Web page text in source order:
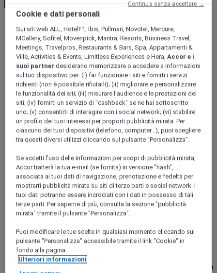
World
Asia
Indonesia
Java
Jakarta
Jakarta
JAKARTA, Indonesia
Il Mercure Jakarta Sabang è un hotel internazionale a 4 stelle
situato in ottima posizione nel cuore di Giacarta, vicino a
Tharmin, dove si trovano le sedi di aziende, banche, uffici
governativi e a Sabang, la strada dei ristoranti. A 5-15 minuti a
Cookie e dati personali
Sui siti web ALL, HotelF1, Ibis, Pullman, Novotel, Mercure,
MGallery, Sofitel, Movenpick, Mantra, Resorts, Business Travel,
Meetings, Travelpros, Restaurants & Bars, Spa, Appartamenti &
Ville, Activities & Events, Limitless Experiences e Hera,Accor e i
suoi partner desiderano memorizzare o accedere a informazioni
sul tuo dispositivo per: (i) far funzionare i siti e fornirti i servizi
richiesti (non è possibile rifiutarli); (ii) migliorare e personalizzare
le funzionalità dei siti; (iii) misurare l'audience e le prestazioni dei
siti; (iv) fornirti un servizio di "cashback" se ne hai sottoscritto
uno; (v) consentirti di interagire con i social network; (vi) stabilire
un profilo dei tuoi interessi per proporti pubblicità mirata. Per
ciascuno dei tuoi dispositivi (telefono, computer...), puoi scegliere
tra questi diversi utilizzi cliccando sul pulsante "Personalizza".
Se accetti l'uso delle informazioni per scopi di pubblicità mirata,
Accor tratterà la tua e-mail (se fornita) in versione "hash",
associata ai tuoi dati di navigazione, prenotazione e fedeltà per
mostrarti pubblicità mirata su siti di terze parti e social network. I
tuoi dati potranno essere incrociati con i dati in possesso di tali
terze parti. Per saperne di più, consulta la sezione "pubblicità
mirata" tramite il pulsante "Personalizza".
Puoi modificare le tue scelte in qualsiasi momento cliccando sul
pulsante "Personalizza" accessibile tramite il link "Cookie" in
fondo alla pagina.
Ulteriori informazioni
Continua senza accettare →